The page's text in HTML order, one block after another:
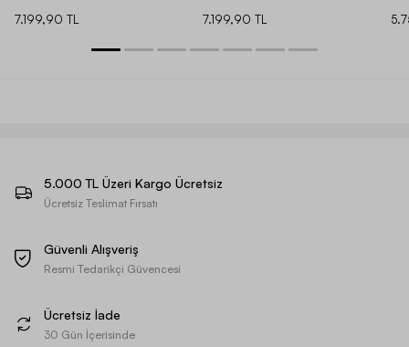
7.199,90 TL
7.199,90 TL
5.000 TL Üzeri Kargo Ücretsiz
Ücretsiz Teslimat Fırsatı
Güvenli Alışveriş
Resmi Tedarikçi Güvencesi
Ücretsiz İade
30 Gün İçerisinde